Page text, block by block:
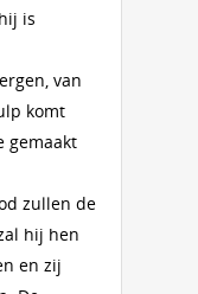
is
van
komt
gemaakt
zullen de
hij hen
en zij